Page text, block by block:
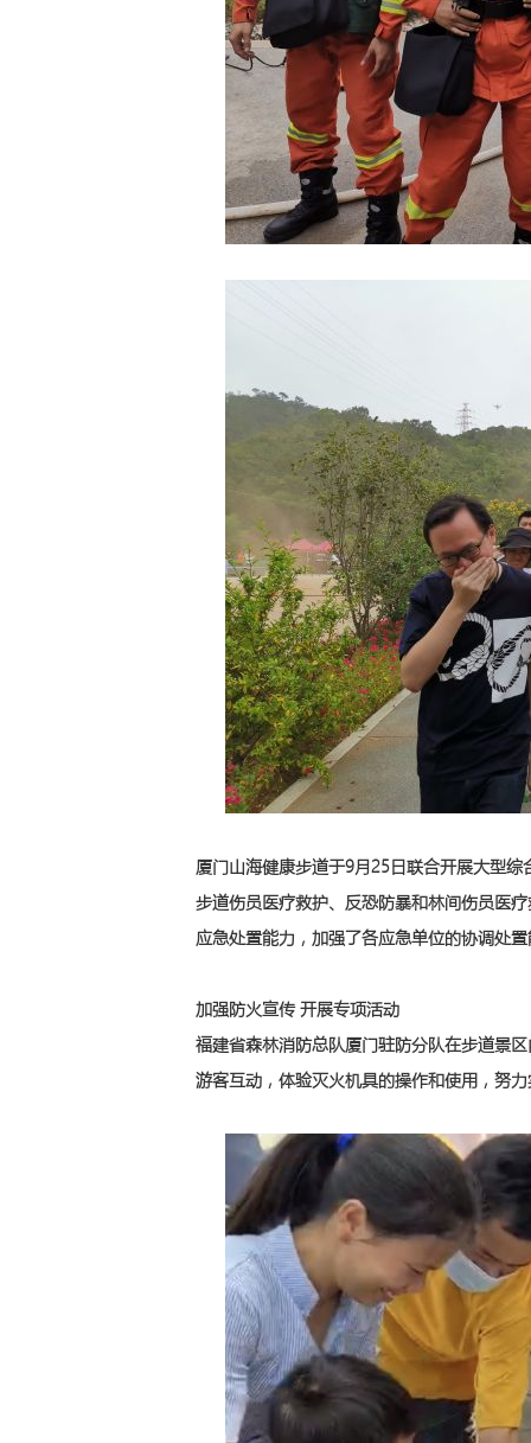
厦门山海健康步道于9月25日联合开展大型
步道伤员医疗救护、反恐防暴和林间伤员医
应急处置能力，加强了各应急单位的协调处
加强防火宣传 开展专项活动
福建省森林消防总队厦门驻防分队在步道景
游客互动，体验灭火机具的操作和使用，努